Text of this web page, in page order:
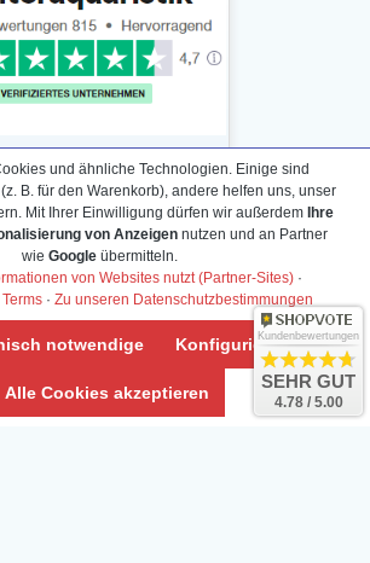
/Widerrufs­formular
AGB & Info
Impressum
und Entsorgung
Vertrag widerrufen
und ähnliche Technologien. Einige sind
B. für den Warenkorb), andere helfen uns, unser
Mit Ihrer Einwilligung dürfen wir außerdem Ihre
von Anzeigennutzen und an Partner
wie Googleübermitteln.
von Websites nutzt (Partner-Sites) ·
· Zu unseren Datenschutzbestimmungen
notwendige Konfigurieren
Alle Cookies akzeptieren
Kundenbewertungen
SEHR GUT
4.78 / 5.00